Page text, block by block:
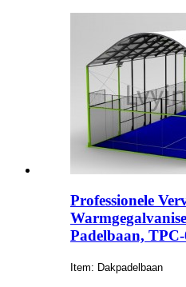
Professionele
Padelbaan,
Item: Dakpadelbaan